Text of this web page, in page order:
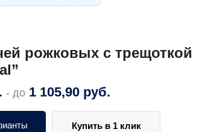
рожковых с трещоткой
- до 1 105,90 руб.
Купить в 1 клик